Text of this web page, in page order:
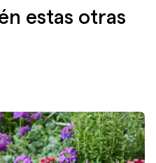
estas otras